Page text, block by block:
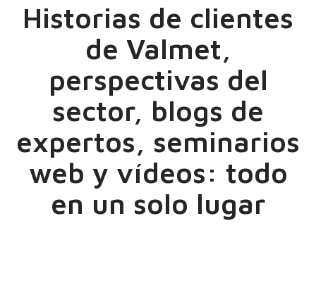
Historias de clientes
de Valmet,
perspectivas del
sector, blogs de
expertos, seminarios
web y vídeos: todo
en un solo lugar